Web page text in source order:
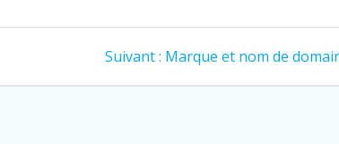
Suivant : Article
Marque et nom de